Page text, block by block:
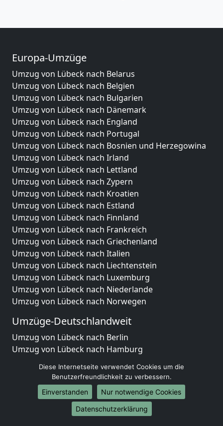
Europa-Umzüge
Umzug von Lübeck nach Belarus
Umzug von Lübeck nach Belgien
Umzug von Lübeck nach Bulgarien
Umzug von Lübeck nach Dänemark
Umzug von Lübeck nach England
Umzug von Lübeck nach Portugal
Umzug von Lübeck nach Bosnien und Herzegowina
Umzug von Lübeck nach Irland
Umzug von Lübeck nach Lettland
Umzug von Lübeck nach Zypern
Umzug von Lübeck nach Kroatien
Umzug von Lübeck nach Estland
Umzug von Lübeck nach Finnland
Umzug von Lübeck nach Frankreich
Umzug von Lübeck nach Griechenland
Umzug von Lübeck nach Italien
Umzug von Lübeck nach Liechtenstein
Umzug von Lübeck nach Luxemburg
Umzug von Lübeck nach Niederlande
Umzug von Lübeck nach Norwegen
Umzüge-Deutschlandweit
Umzug von Lübeck nach Berlin
Umzug von Lübeck nach Hamburg
Umzug von Lübeck nach Köln
Umzug von Lübeck nach Frankfurt am Main
Umzug von Lübeck nach Stuttgart
Umzug von Lübeck nach Düsseldorf
Diese Internetseite verwendet Cookies um die
Benutzerfreundlichkeit zu verbessern.
Einverstanden
Nur notwendige Cookies
Datenschutzerklärung